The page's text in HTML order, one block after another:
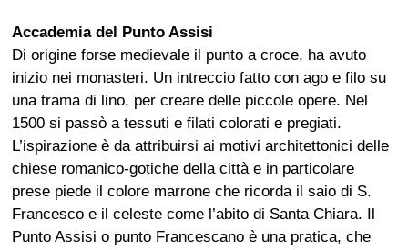
Accademia del Punto Assisi
Di origine forse medievale il punto a croce, ha avuto
inizio nei monasteri. Un intreccio fatto con ago e filo su
una trama di lino, per creare delle piccole opere. Nel
1500 si passò a tessuti e filati colorati e pregiati.
L’ispirazione è da attribuirsi ai motivi architettonici delle
chiese romanico-gotiche della città e in particolare
prese piede il colore marrone che ricorda il saio di S.
Francesco e il celeste come l’abito di Santa Chiara. Il
Punto Assisi o punto Francescano è una pratica, che